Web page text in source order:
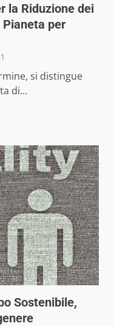
la Riduzione dei
per
si distingue
di...
Sostenibile,